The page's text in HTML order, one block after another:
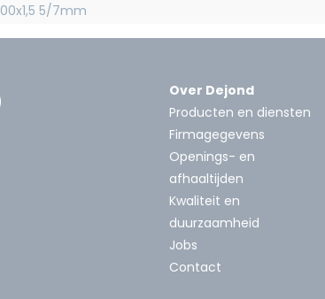
5/7mm
Over Dejond
Producten en diensten
Firmagegevens
Openings- en
afhaaltijden
Kwaliteit en
duurzaamheid
Jobs
Contact